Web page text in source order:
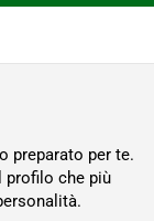
preparato per te.
profilo che più